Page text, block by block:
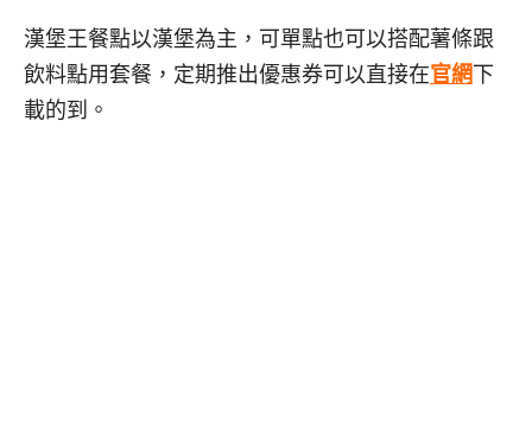
漢堡王餐點以漢堡為主，可單點也可以搭配薯條跟
飲料點用套餐，定期推出優惠券可以直接在官網 下
載的到。